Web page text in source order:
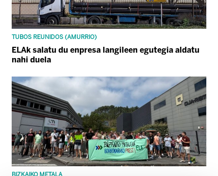
TUBOS REUNIDOS (AMURRIO)
ELAk salatu du enpresa langileen egutegia aldatu
nahi duela